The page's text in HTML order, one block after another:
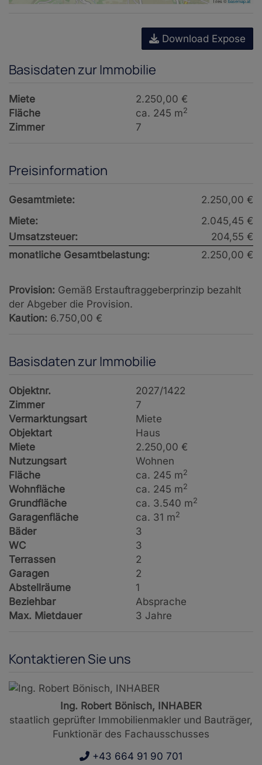
Download Expose
Basisdaten zur Immobilie
Miete
2.250,00 €
Fläche
ca. 245 m2
Zimmer 7
Preisinformation
Gesamtmiete:
2.250,00 €
Miete:
2.045,45 €
Umsatzsteuer:
204,55 €
monatliche Gesamtbelastung:
2.250,00 €
Provision: Gemäß Erstauftraggeberprinzip bezahlt
der Abgeber die Provision.
Kaution: 6.750,00 €
Basisdaten zur Immobilie
Objektnr.
2027/1422
Zimmer
7
Vermarktungsart
Miete
Objektart
Haus
Miete
2.250,00 €
Nutzungsart
Wohnen
Fläche
ca. 245 m2
Wohnfläche ca. 245 m2
Grundfläche ca. 3.540 m2
Garagenfläche ca. 31 m2
Bäder
3
WC
3
Terrassen
2
Garagen
2
Abstellräume
1
Beziehbar
Absprache
Max. Mietdauer
3 Jahre
Kontaktieren Sie uns
Ing. Robert Bönisch, INHABER
staatlich geprüfter Immobilienmakler und Bauträger,
Funktionär des Fachausschusses
+43 664 91 90 701